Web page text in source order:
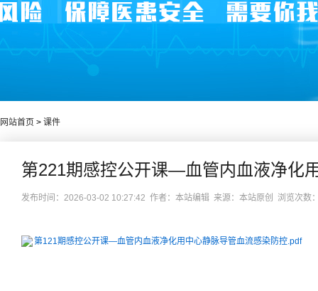
网站首页 > 课件
第221期感控公开课—血管内血液净化
发布时间：2026-03-02 10:27:42 作者：本站编辑 来源：本站原创 浏览次数
第121期感控公开课—血管内血液净化用中心静脉导管血流感染防控.pdf